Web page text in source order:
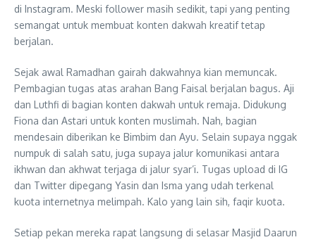
di Instagram. Meski follower masih sedikit, tapi yang penting
semangat untuk membuat konten dakwah kreatif tetap
berjalan.
Sejak awal Ramadhan gairah dakwahnya kian memuncak.
Pembagian tugas atas arahan Bang Faisal berjalan bagus. Aji
dan Luthfi di bagian konten dakwah untuk remaja. Didukung
Fiona dan Astari untuk konten muslimah. Nah, bagian
mendesain diberikan ke Bimbim dan Ayu. Selain supaya nggak
numpuk di salah satu, juga supaya jalur komunikasi antara
ikhwan dan akhwat terjaga di jalur syar’i. Tugas upload di IG
dan Twitter dipegang Yasin dan Isma yang udah terkenal
kuota internetnya melimpah. Kalo yang lain sih, faqir kuota.
Setiap pekan mereka rapat langsung di selasar Masjid Daarun